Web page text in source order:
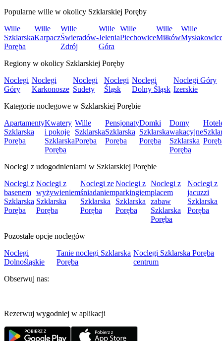
Popularne wille w okolicy Szklarskiej Poręby
Wille
Szklarska
Poręba
Wille
Karpacz
Wille
Świeradów-
Zdrój
Wille
Jelenia
Góra
Wille
Piechowice
Wille
Miłków
Wille
Regiony w okolicy Szklarskiej Poręby
Noclegi
Góry
Noclegi
Karkonosze
Noclegi
Sudety
Noclegi
Śląsk
Noclegi
Dolny Śląsk
Noclegi Góry
Izerskie
Kategorie noclegowe w Szklarskiej Porębie
Apartamenty
Szklarska
Poręba
Kwatery
i pokoje
Szklarska
Poręba
Wille
Szklarska
Poręba
Pensjonaty
Szklarska
Poręba
Domki
Szklarska
Poręba
Domy
wakacyjne
Szklarska
Poręba
Noclegi z udogodnieniami w Szklarskiej Porębie
Noclegi z
basenem
Szklarska
Poręba
Noclegi z
wyżywieniem
Szklarska
Poręba
Noclegi ze
śniadaniem
Szklarska
Poręba
Noclegi z
parkingiem
Szklarska
Poręba
Noclegi z
placem
zabaw
Szklarska
Poręba
Noclegi z
jacuzzi
Szklarska
Poręba
Pozostałe opcje noclegów
Noclegi
Dolnośląskie
Tanie noclegi Szklarska
Poręba
Noclegi Szklarska Poręba
centrum
Obserwuj nas:
Rezerwuj wygodniej w aplikacji